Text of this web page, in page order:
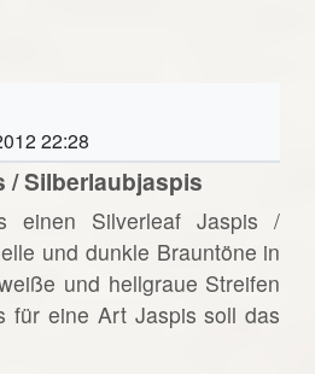
22:28
/ Silberlaubjaspis
einen Silverleaf Jaspis /
und dunkle Brauntöne in
und hellgraue Streifen
für eine Art Jaspis soll das